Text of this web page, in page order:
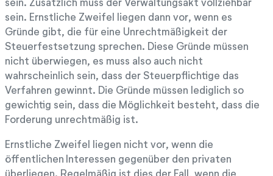
sein. Ernstliche Zweifel liegen dann vor, wenn es
Gründe gibt, die für eine Unrechtmäßigkeit der
Steuerfestsetzung sprechen. Diese Gründe müssen
nicht überwiegen, es muss also auch nicht
wahrscheinlich sein, dass der Steuerpflichtige das
Verfahren gewinnt. Die Gründe müssen lediglich so
gewichtig sein, dass die Möglichkeit besteht, dass die
Forderung unrechtmäßig ist.
Ernstliche Zweifel liegen nicht vor, wenn die
öffentlichen Interessen gegenüber den privaten
überliegen. Regelmäßig ist dies der Fall, wenn die